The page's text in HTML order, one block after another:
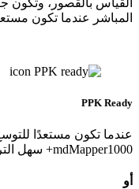
المباشر عندما تكون
PPK Ready
عندما تكون مستعدًا
mdMapper1000+ سهل الترقية إلى PPK بواسطة البرنامج الثابت.
أو